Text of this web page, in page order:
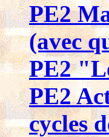
PE2
(avec
PE2
PE2
cycles